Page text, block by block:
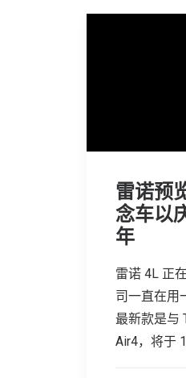
雷诺预
念车以
年
雷诺 4L 正
司一直在用
最新款是与
Air4，将于